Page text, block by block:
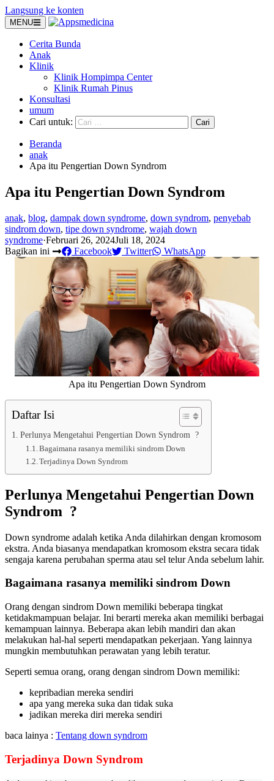
Langsung ke konten
MENU
Cerita Bunda
Anak
Klinik
Klinik Hompimpa Center
Klinik Rumah Pinus
Konsultasi
umum
Cari untuk:
Beranda
anak
Apa itu Pengertian Down Syndrom
Apa itu Pengertian Down Syndrom
anak, blog, dampak down syndrome, down syndrom, penyebab
sindrom down, tipe down syndrome, wajah down
syndrome·Februari 26, 2024Juli 18, 2024
Bagikan ini
Facebook Twitter WhatsApp
Apa itu Pengertian Down Syndrom
Daftar Isi
Perlunya Mengetahui Pengertian Down Syndrom ?
Bagaimana rasanya memiliki sindrom Down
Terjadinya Down Syndrom
Perlunya Mengetahui Pengertian Down
Syndrom ?
Down syndrome adalah ketika Anda dilahirkan dengan kromosom
ekstra. Anda biasanya mendapatkan kromosom ekstra secara tidak
sengaja karena perubahan sperma atau sel telur Anda sebelum lahir.
Bagaimana rasanya memiliki sindrom Down
Orang dengan sindrom Down memiliki beberapa tingkat
ketidakmampuan belajar. Ini berarti mereka akan memiliki berbagai
kemampuan lainnya. Beberapa akan lebih mandiri dan akan
melakukan hal-hal seperti mendapatkan pekerjaan. Yang lainnya
mungkin membutuhkan perawatan yang lebih teratur.
Seperti semua orang, orang dengan sindrom Down memiliki:
kepribadian mereka sendiri
apa yang mereka suka dan tidak suka
jadikan mereka diri mereka sendiri
baca lainya : Tentang down syndrom
Terjadinya Down Syndrom